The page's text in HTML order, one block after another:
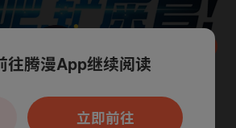
持App阅读，可打开App新用
户7天免费看
往腾漫App继续阅读
立即前往